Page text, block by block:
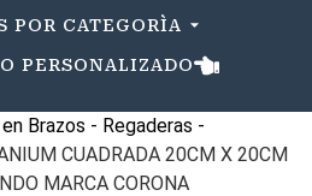
POR CATEGORÌA
PERSONALIZADO
Brazos - Regaderas -
CUADRADA 20CM X 20CM
MARCA CORONA